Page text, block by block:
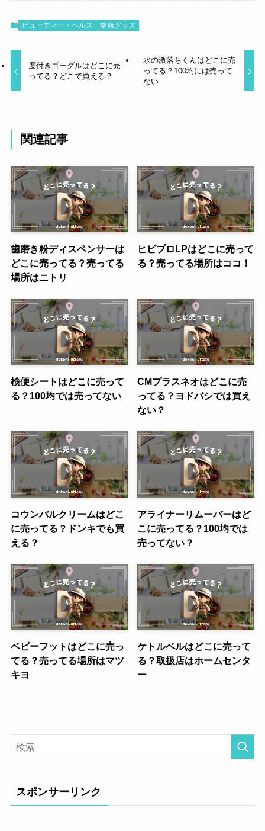
ビューティー・ヘルス 健康グッズ
度付きゴーグルはどこに売
ってる？どこで買える？
水の激落ちくんはどこに売
ってる？100均には売って
ない
関連記事
歯磨き粉ディスペンサーは
どこに売ってる？売ってる
場所はニトリ
ヒビプロLPはどこに売って
る？売ってる場所はココ！
検便シートはどこに売って
る？100均では売ってない
CMプラスネオはどこに売
ってる？ヨドバシでは買え
ない？
コウンバルクリームはどこ
に売ってる？ドンキでも買
える？
アライナーリムーバーはど
こに売ってる？100均では
売ってない？
ベビーフットはどこに売っ
てる？売ってる場所はマツ
キヨ
ケトルベルはどこに売って
る？取扱店はホームセンタ
ー
スポンサーリンク